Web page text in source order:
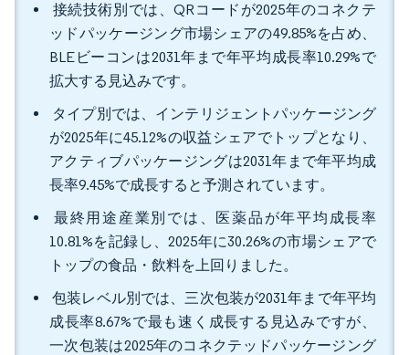
接続技術別では、QRコードが2025年のコネクテ
ッドパッケージング市場シェアの49.85%を占め、
BLEビーコンは2031年まで年平均成長率10.29%で
拡大する見込みです。
タイプ別では、インテリジェントパッケージング
が2025年に45.12%の収益シェアでトップとなり、
アクティブパッケージングは2031年まで年平均成
長率9.45%で成長すると予測されています。
最終用途産業別では、医薬品が年平均成長率
10.81%を記録し、2025年に30.26%の市場シェアで
トップの食品・飲料を上回りました。
包装レベル別では、三次包装が2031年まで年平均
成長率8.67%で最も速く成長する見込みですが、
一次包装は2025年のコネクテッドパッケージング